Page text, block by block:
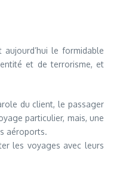
le formidable
et de terrorisme, et
du client, le passager
particulier, mais, une
aéroports.
les voyages avec leurs